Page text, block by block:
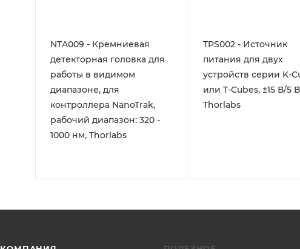
NTA009 - Кремниевая
детекторная головка для
работы в видимом
диапазоне, для
контроллера NanoTrak,
рабочий диапазон: 320 -
1000 нм, Thorlabs
TPS002 - Источник
питания для двух
устройств серии K-
или T-Cubes, ±15 В/5
Thorlabs